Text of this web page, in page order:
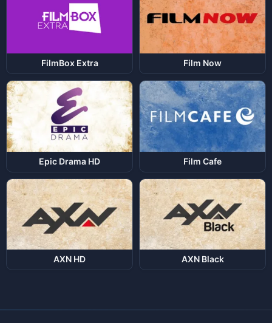
FilmBox Extra Film Now
Epic Drama HD Film Cafe
AXN HD AXN Black